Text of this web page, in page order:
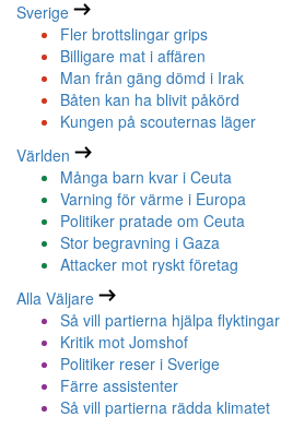
Sverige
Fler brottslingar grips
Billigare mat i affären
Man från gäng dömd i Irak
Båten kan ha blivit påkörd
Kungen på scouternas läger
Världen
Många barn kvar i Ceuta
Varning för värme i Europa
Politiker pratade om Ceuta
Stor begravning i Gaza
Attacker mot ryskt företag
Alla Väljare
Så vill partierna hjälpa flyktingar
Kritik mot Jomshof
Politiker reser i Sverige
Färre assistenter
Så vill partierna rädda klimatet